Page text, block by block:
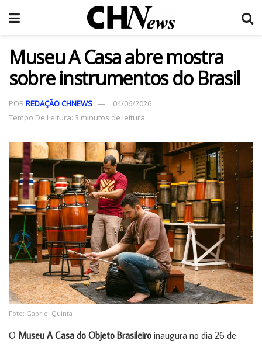
Museu A Casa abre mostra
sobre instrumentos do Brasil
PORREDAÇÃO CHNEWS
04/06/2026
Tempo De Leitura: 3 minutos de leitura
Foto: Gabriel Quinta
O Museu A Casa do Objeto Brasileiro inaugura no dia 26 de